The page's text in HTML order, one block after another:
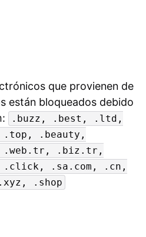
que provienen de
están bloqueados debido
.buzz, .best, .ltd,
.beauty,
.biz.tr,
.sa.com, .cn,
.shop